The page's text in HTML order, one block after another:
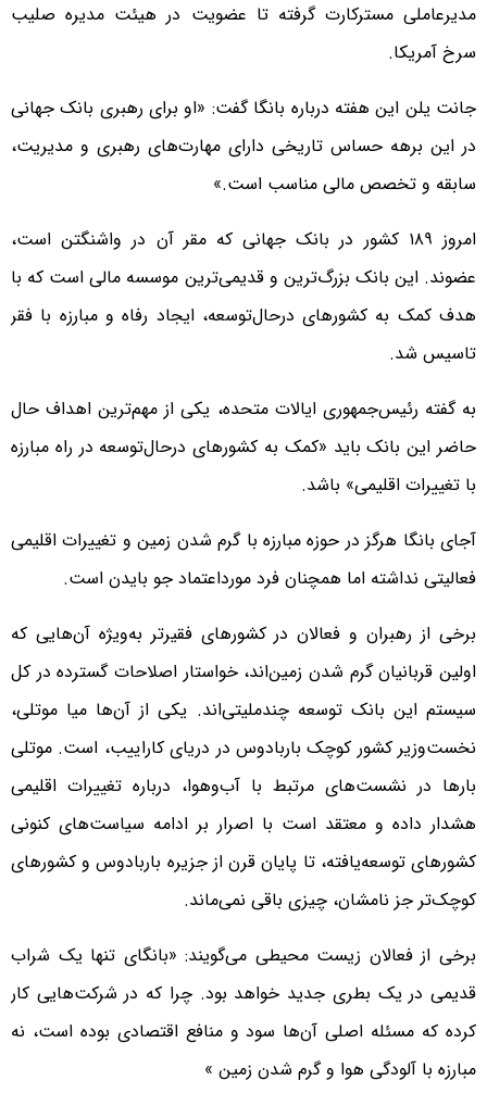
مدیرعاملی مسترکارت گرفته تا عضویت در هیئت مدیره صلیب
سرخ آمریکا.
جانت یلن این هفته درباره بانگا گفت: «او برای رهبری بانک جهانی
در این برهه‌ حساس تاریخی دارای مهارت‌های رهبری و مدیریت،
سابقه و تخصص مالی مناسب است.»
امروز ۱۸۹ کشور در بانک جهانی که مقر آن در واشنگتن است،
عضوند. این بانک بزرگ‌ترین و قدیمی‌ترین موسسه مالی است که با
هدف کمک به کشورهای درحال‌توسعه، ایجاد رفاه و مبارزه با فقر
تاسیس شد.
به گفته رئیس‌جمهوری ایالات متحده، یکی از مهم‌ترین اهداف حال
حاضر این بانک باید «کمک به کشورهای درحال‌توسعه در راه مبارزه
با تغییرات اقلیمی» باشد.
آجای بانگا هرگز در حوزه مبارزه با گرم شدن زمین و تغییرات اقلیمی
فعالیتی نداشته اما همچنان فرد مورداعتماد جو بایدن است.
برخی از رهبران و فعالان در کشورهای فقیرتر به‌ویژه آن‌هایی که
اولین قربانیان گرم شدن زمین‌اند، خواستار اصلاحات گسترده در کل
سیستم این بانک توسعه چندملیتی‌اند. یکی از آن‌ها میا موتلی،
نخست‌وزیر کشور کوچک باربادوس در دریای کاراییب، است. موتلی
بارها در نشست‌های مرتبط با آب‌وهوا، درباره تغییرات اقلیمی
هشدار داده و معتقد است با اصرار بر ادامه سیاست‌های کنونی
کشورهای توسعه‌یافته، تا پایان قرن از جزیره باربادوس و کشورهای
کوچک‌تر جز نامشان، چیزی باقی نمی‌ماند.
برخی از فعالان زیست محیطی می‌گویند: «بانگای تنها یک شراب
قدیمی در یک بطری جدید خواهد بود. چرا که در شرکت‌هایی کار
کرده که مسئله اصلی آن‌ها سود و منافع اقتصادی بوده است، نه
مبارزه با آلودگی هوا و گرم شدن زمین »